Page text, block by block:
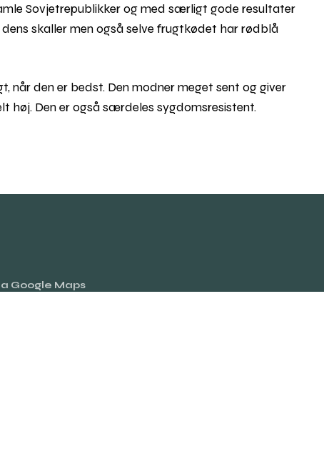
Sovjetrepublikker og med særligt gode resultater
skaller men også selve frugtkødet har rødblå
når den er bedst. Den modner meget sent og giver
høj. Den er også særdeles sygdomsresistent.
Google Maps